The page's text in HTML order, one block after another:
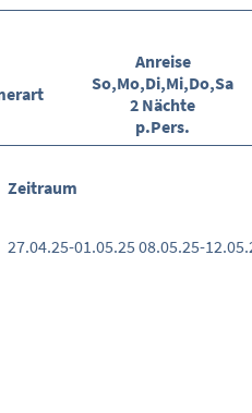
Anreise
So,Mo,Di,Mi,Do,Sa
2 Nächte
p.Pers.
Zeitraum
27.04.25-01.05.25 08.05.25-